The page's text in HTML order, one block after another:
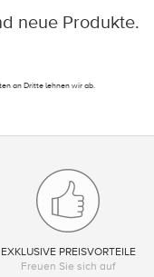
neue Produkte.
an Dritte lehnen wir ab.
EXKLUSIVE PREISVORTEILE
Freuen Sie sich auf